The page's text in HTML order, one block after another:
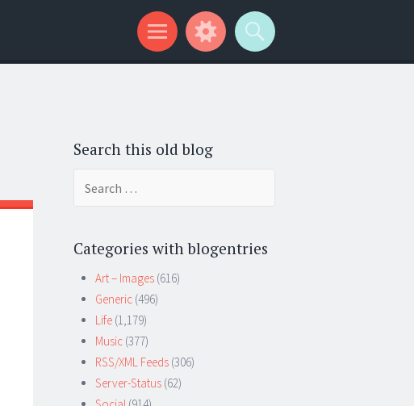
Search this old blog
Categories with blogentries
Art – Images (616)
Generic (496)
Life (1,179)
Music (377)
RSS/XML Feeds (306)
Server-Status (62)